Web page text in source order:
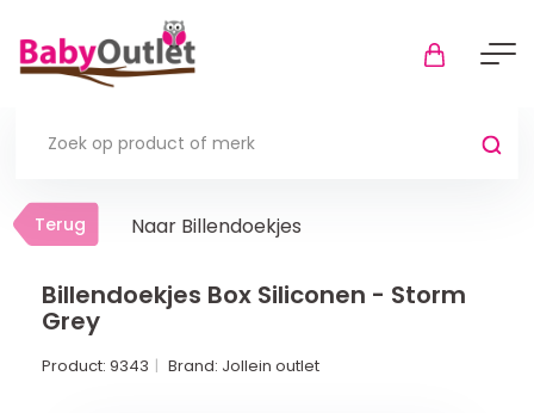
Terug
Thuis
Terug Naar Billendoekjes
Billendoekjes Box Siliconen - Storm
Grey
Product: 9343 Brand: Jollein outlet